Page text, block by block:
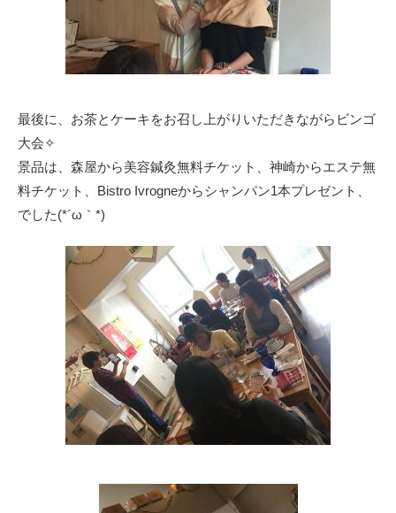
最後に、お茶とケーキをお召し上がりいただきながらビンゴ
大会✧
景品は、森屋から美容鍼灸無料チケット、神崎からエステ無
料チケット、Bistro Ivrogneからシャンパン1本プレゼント、
でした(*´ω｀*)